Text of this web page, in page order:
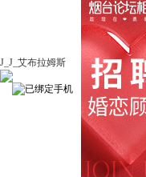
J_J_艾布拉姆斯